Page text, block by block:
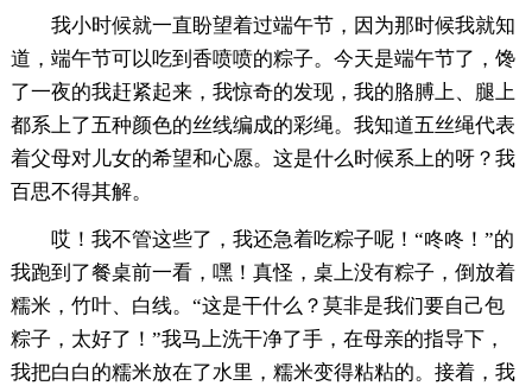
我小时候就一直盼望着过端午节，因为那时候我就知
道，端午节可以吃到香喷喷的粽子。今天是端午节了，馋
了一夜的我赶紧起来，我惊奇的发现，我的胳膊上、腿上
都系上了五种颜色的丝线编成的彩绳。我知道五丝绳代表
着父母对儿女的希望和心愿。这是什么时候系上的呀？我
百思不得其解。
哎！我不管这些了，我还急着吃粽子呢！“咚咚！”的
我跑到了餐桌前一看，嘿！真怪，桌上没有粽子，倒放着
糯米，竹叶、白线。“这是干什么？莫非是我们要自己包
粽子，太好了！”我马上洗干净了手，在母亲的指导下，
我把白白的糯米放在了水里，糯米变得粘粘的。接着，我